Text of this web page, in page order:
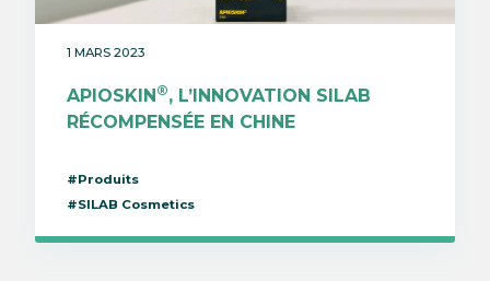
1 MARS 2023
APIOSKIN®, L’INNOVATION SILAB
RÉCOMPENSÉE EN CHINE
#Produits
#SILAB Cosmetics